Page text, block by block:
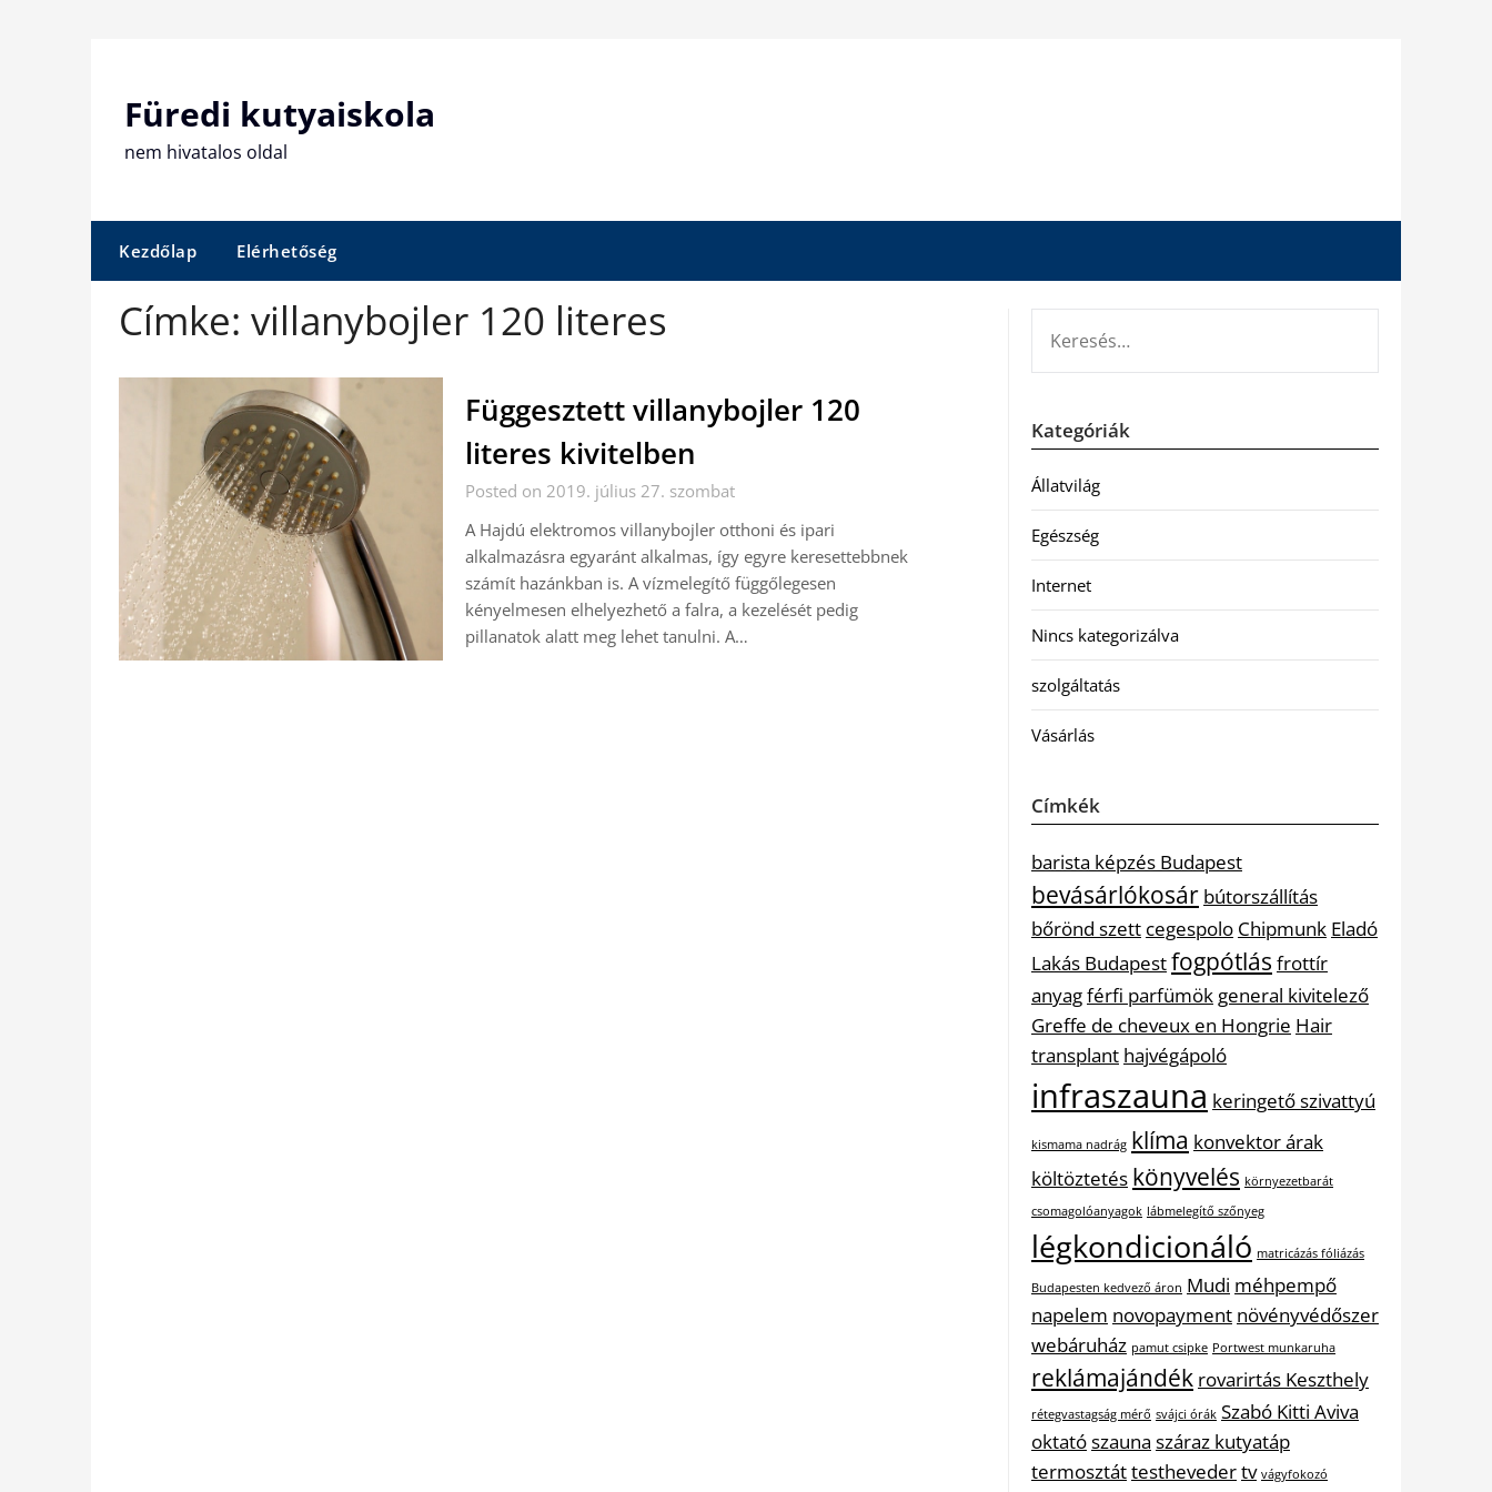
Füredi kutyaiskola
nem hivatalos oldal
Kezdőlap Elérhetőség
Címke: villanybojler 120 literes
Függesztett villanybojler 120
literes kivitelben
Posted on 2019. július 27. szombat
A Hajdú elektromos villanybojler otthoni és ipari
alkalmazásra egyaránt alkalmas, így egyre keresettebbnek
számít hazánkban is. A vízmelegítő függőlegesen
kényelmesen elhelyezhető a falra, a kezelését pedig
pillanatok alatt meg lehet tanulni. A…
Kategóriák
Állatvilág
Egészség
Internet
Nincs kategorizálva
szolgáltatás
Vásárlás
Címkék
barista képzés Budapest
bevásárlókosár bútorszállítás
bőrönd szett cegespolo Chipmunk Eladó
Lakás Budapestfogpótlás frottír
anyagférfi parfümök general kivitelező
Greffe de cheveux en Hongrie Hair
transplant hajvégápoló
infraszauna keringető szivattyú
kismama nadrág klíma konvektor árak
költöztetés könyvelés környezetbarát
csomagolóanyagok lábmelegítő szőnyeg
légkondicionáló matricázás fóliázás
Budapesten kedvező áron Mudi méhpempő
napelem novopayment növényvédőszer
webáruház pamut csipke Portwest munkaruha
reklámajándék rovarirtás Keszthely
rétegvastagság mérő svájci órák Szabó Kitti Aviva
oktatószauna száraz kutyatáp
termosztáttesthevedertv vágyfokozó